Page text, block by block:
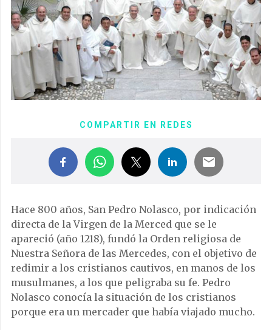
COMPARTIR EN REDES
Hace 800 años, San Pedro Nolasco, por indicación
directa de la Virgen de la Merced que se le
apareció (año 1218), fundó la Orden religiosa de
Nuestra Señora de las Mercedes, con el objetivo de
redimir a los cristianos cautivos, en manos de los
musulmanes, a los que peligraba su fe. Pedro
Nolasco conocía la situación de los cristianos
porque era un mercader que había viajado mucho.